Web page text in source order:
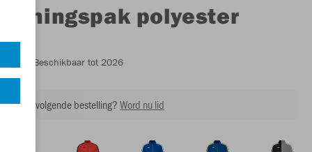
Trainingspak polyester
- Beschikbaar tot 2026
op je volgende bestelling?Word nu lid